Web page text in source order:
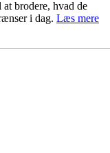
brodere, hvad de
i dag. Læs mere